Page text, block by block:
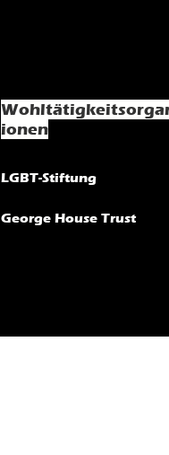
ionen
LGBT-Stiftung
George House Trust